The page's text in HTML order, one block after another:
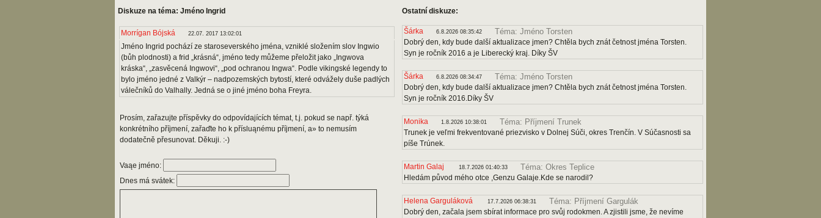
Diskuze na téma: Jméno Ingrid
Ostatní diskuze:
Morrígan Bójská 22.07. 2017 13:02:01
Jméno Ingrid pochází ze staroseverského jména, vzniklé složením slov Ingwio
(bůh plodnosti) a frid „krásná“, jméno tedy můžeme přeložit jako „Ingwova
kráska“, „zasvěcená Ingwovi“, „pod ochranou Ingwa“. Podle vikingské legendy to
bylo jméno jedné z Valkýr – nadpozemských bytostí, které odvážely duše padlých
válečníků do Valhally. Jedná se o jiné jméno boha Freyra.
Prosím, zařazujte příspěvky do odpovídajících témat, t.j. pokud se např. týká
konkrétního příjmení, zařaďte ho k přísluąnému příjmení, a» to nemusím
dodatečně přesunovat. Děkuji. :-)
Vaąe jméno:
Dnes má svátek:
Šárka 6.8.2026 08:35:42 Téma: Jméno Torsten
Dobrý den, kdy bude další aktualizace jmen? Chtěla bych znát četnost jména Torsten.
Syn je ročník 2016 a je Liberecký kraj. Díky ŠV
Šárka 6.8.2026 08:34:47 Téma: Jméno Torsten
Dobrý den, kdy bude další aktualizace jmen? Chtěla bych znát četnost jména Torsten.
Syn je ročník 2016.Díky ŠV
Monika 1.8.2026 10:38:01 Téma: Příjmení Trunek
Trunek je veľmi frekventované priezvisko v Dolnej Súči, okres Trenčín. V Súčasnosti sa
píše Trúnek.
Martin Galaj 18.7.2026 01:40:33 Téma: Okres Teplice
Hledám původ mého otce ,Genzu Galaje.Kde se narodil?
Helena Garguláková 17.7.2026 06:38:31 Téma: Příjmení Gargulák
Dobrý den, začala jsem sbírat informace pro svůj rodokmen. A zjistili jsme, že nevíme